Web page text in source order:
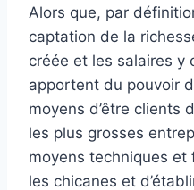
Alors que, par
captation de la
créée et les salaires y
apportent du pouvoir
moyens d’être clients
les plus grosses
moyens techniques
les chicanes et